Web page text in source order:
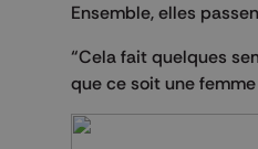
Ensemble, elles
“Cela fait quelques
que ce soit une